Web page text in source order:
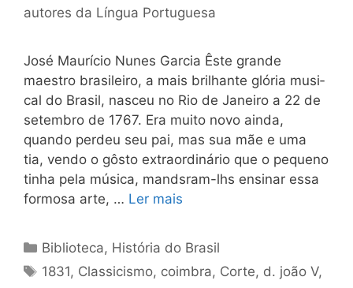
autores da Língua Portuguesa
José Maurício Nunes Garcia Êste grande
maestro brasileiro, a mais brilhante glória musi­
cal do Brasil, nasceu no Rio de Janeiro a 22 de
setembro de 1767. Era muito novo ainda,
quando perdeu seu pai, mas sua mãe e uma
tia, vendo o gôsto extraordinário que o pequeno
tinha pela música, mandsram-lhs ensinar essa
formosa arte, … Ler mais
Categorias
Biblioteca, História do Brasil
Tags
1831, Classicismo, coimbra, Corte, d. joão V,